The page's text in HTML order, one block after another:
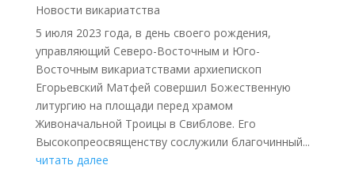
Новости викариатства
5 июля 2023 года, в день своего рождения,
управляющий Северо-Восточным и Юго-
Восточным викариатствами архиепископ
Егорьевский Матфей совершил Божественную
литургию на площади перед храмом
Живоначальной Троицы в Свиблове. Его
Высокопреосвященству сослужили благочинный...
читать далее